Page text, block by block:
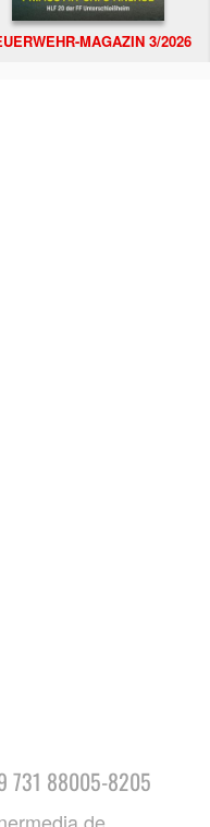
MAGAZIN 3/2026
731 88005-8205